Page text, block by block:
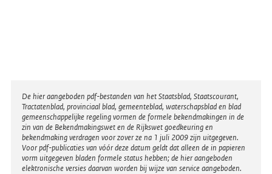
Disclaimer
De hier aangeboden pdf-bestanden van het Staatsblad, Staatscourant,
Tractatenblad, provinciaal blad, gemeenteblad, waterschapsblad en blad
gemeenschappelijke regeling vormen de formele bekendmakingen in de
zin van de Bekendmakingswet en de Rijkswet goedkeuring en
bekendmaking verdragen voor zover ze na 1 juli 2009 zijn uitgegeven.
Voor pdf-publicaties van vóór deze datum geldt dat alleen de in papieren
vorm uitgegeven bladen formele status hebben; de hier aangeboden
elektronische versies daarvan worden bij wijze van service aangeboden.